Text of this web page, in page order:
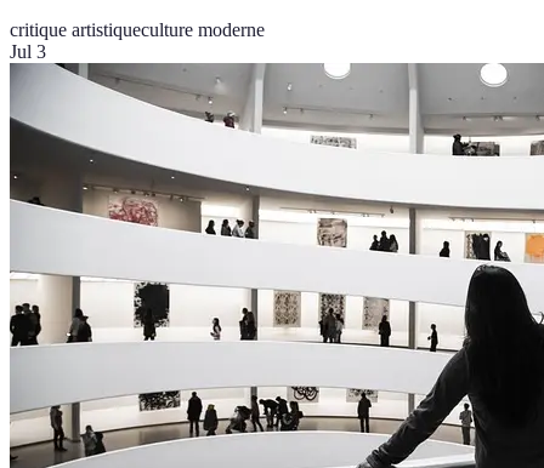
critique artistiqueculture moderne
Jul 3